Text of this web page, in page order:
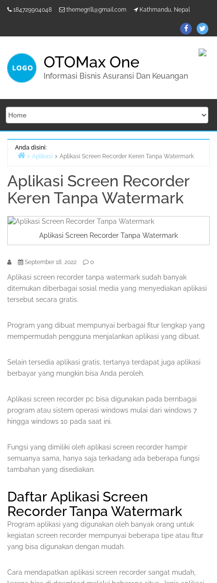
184729904048 themegrill@gmail.com Kathmandu, Nepal
OTOMax One
Informasi Bisnis Asuransi Dan Keuangan
Anda disini:
Aplikasi Aplikasi Screen Recorder Keren Tanpa Watermark
Aplikasi Screen Recorder
Keren Tanpa Watermark
Aplikasi Screen Recorder Tanpa Watermark
September 18, 2022 0
Aplikasi screen recorder tanpa watermark sudah banyak
ditemukan diberbagai sosial media yang menyediakan aplikasi
tersebut secara gratis.
Program yang dibuat mempunyai berbagai fitur lengkap yang
mempermudah pengguna menjalankan aplikasi yang dibuat.
Selain tersedia aplikasi gratis, tertanya terdapat juga aplikasi
berbayar yang mungkin bisa Anda peroleh.
Aplikasi screen recorder pc bisa digunakan pada bernbagai
program atau sistem operasi windows mulai dari windows 7
hingga windows 10 pada saat ini.
Fungsi yang dimiliki oleh aplikasi screen recorder hampir
semuanya sama, hanya saja terkadang ada beberapa fungsi
tambahan yang disediakan.
Daftar Aplikasi Screen
Recorder Tanpa Watermark
Program aplikasi yang digunakan oleh banyak orang untuk
kegiatan screen recorder mempunyai beberapa tipe atau fitur
yang bisa digunakan dengan mudah.
Cara mendapatkan aplikasi screen recorder sangat mudah,